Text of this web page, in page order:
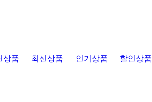
상품 최신상품 인기상품 할인상품